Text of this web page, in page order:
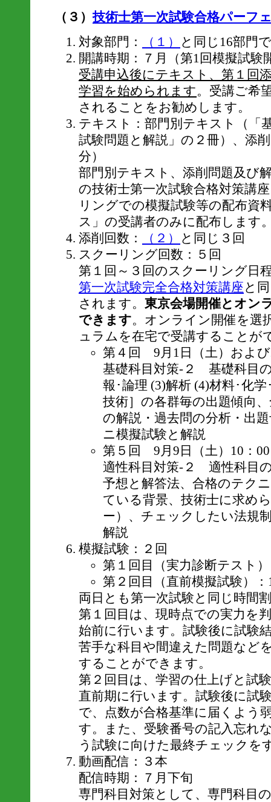
（３）技術士第一次試験合格パーフ
対象部門：
（１）
と同じ16部門
開講時期：７月（第1回模擬試験
受講申込後にテキスト、第１回
学習を始められます。受講ご希
されることをお勧めします。
テキスト：部門別テキスト（「
試験問題と解説」の２冊）、添
分）
部門別テキスト、添削問題及び
の技術士第一次試験合格対策講
リングでの模擬試験等の配布資
ス」の受講者のみに配布します
添削回数：
（２）
と同じ３回
スクーリング回数：５回
第１回～３回のスクーリング日
第一次試験完全合格対策講座と
されます。 東京会場開催とオン
できます。オンライン開催を選
ュラムを在宅で受講することが
第４回 9月1日（土）およ
基礎科目対策-２ 基礎科目
報･論理 (3)解析 (4)材料･化
技術］の各群毎の出題傾向
の解説・過去問の分析・出
ニ模擬試験と解説
第５回 9月9日（土）10：
適性科目対策-２ 適性科目
予想と解答法、合格のテク
ている背景、技術士に求め
ー）、チェックしたい法規
解説
模擬試験：２回
第１回目（実力診断テスト
第２回目（直前模擬試験）
両日とも第一次試験と同じ時間
第１回目は、現時点での実力を
始前に行います。試験後に試験
苦手な科目や間違えた問題など
することができます。
第２回目は、学習の仕上げと試
直前期に行います。試験後に試
で、点数が合格基準に届くよう
す。また、受験番号の記入忘れ
う試験に向けた最終チェックを
動画配信：３本
配信時期：７月下旬
専門科目対策として、専門科目